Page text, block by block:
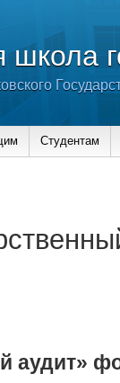
Студентам
аудит»